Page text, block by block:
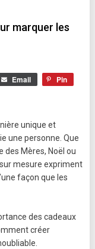
marquer les
Email
Pin
unique et
une personne. Que
des Mères, Noël ou
mesure expriment
façon que les
des cadeaux
créer